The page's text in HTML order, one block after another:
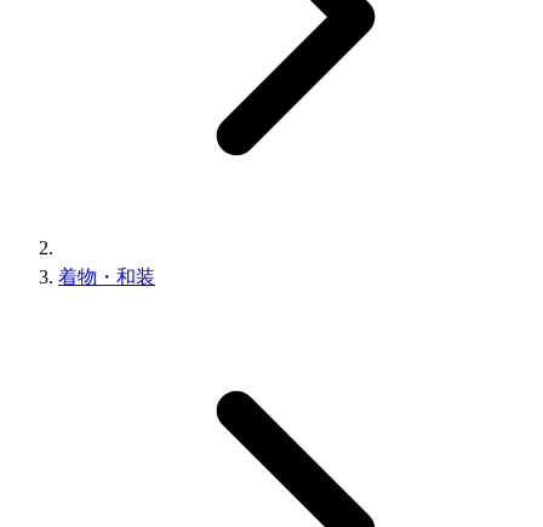
着物・和装